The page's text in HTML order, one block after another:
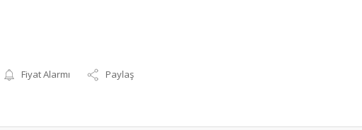
Fiyat Alarmı Paylaş